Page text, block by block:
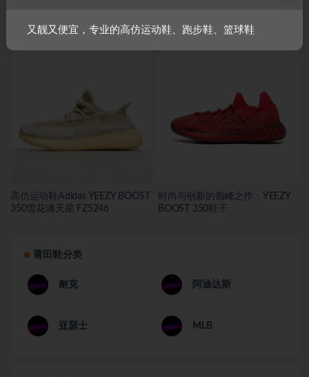
「Midnight Navy/Ale Brown」
光全新配色「Black/Blue」
高仿运动鞋Adidas YEEZY BOOST
350雪花满天星 FZ5246
时尚与创新的巅峰之作：YEEZY
BOOST 350鞋子
莆田鞋分类
耐克 阿迪达斯
亚瑟士 MLB
又靓又便宜，专业的高仿运动鞋、跑步鞋、篮球鞋